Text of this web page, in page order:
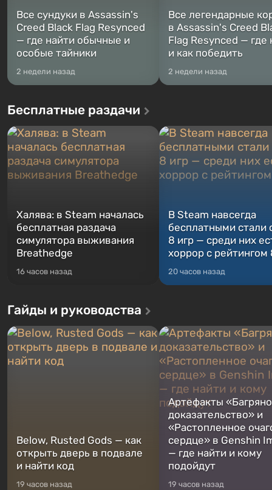
Все сундуки в Assassin's
Creed Black Flag Resynced
— где найти обычные и
особые тайники
2 недели назад
Все легендарные
в Assassin's Creed
Flag Resynced — где
и как победить
2 недели назад
Бесплатные раздачи
Халява: в Steam началась
бесплатная раздача
симулятора выживания
Breathedge
16 часов назад
В Steam навсегда
бесплатными стали
8 игр — среди них
хоррор с рейтингом
20 часов назад
Гайды и руководства
Below, Rusted Gods — как
открыть дверь в подвале
и найти код
19 часов назад
Артефакты
доказательство» и
«Растопленное
сердце» в Genshin
— где найти и кому
подойдут
19 часов назад